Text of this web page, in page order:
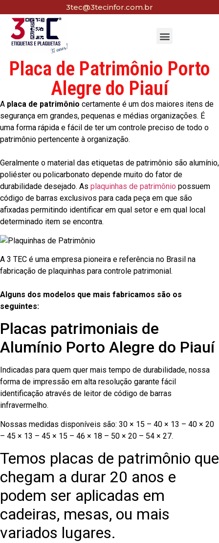
3tec@3tecinfor.com.br
Placa de Patrimônio Porto
Alegre do Piauí
A placa de patrimônio certamente é um dos maiores itens de
segurança em grandes, pequenas e médias organizações. É
uma forma rápida e fácil de ter um controle preciso de todo o
patrimônio pertencente à organização.
Geralmente o material das etiquetas de patrimônio são alumínio,
poliéster ou policarbonato depende muito do fator de
durabilidade desejado. As plaquinhas de patrimônio possuem
código de barras exclusivos para cada peça em que são
afixadas permitindo identificar em qual setor e em qual local
determinado item se encontra.
A 3 TEC é uma empresa pioneira e referência no Brasil na
fabricação de plaquinhas para controle patrimonial.
Alguns dos modelos que mais fabricamos são os
seguintes:
Placas patrimoniais de
Alumínio Porto Alegre do Piauí
Indicadas para quem quer mais tempo de durabilidade, nossa
forma de impressão em alta resolução garante fácil
identificação através de leitor de código de barras
infravermelho.
Nossas medidas disponíveis são: 30 × 15 – 40 × 13 – 40 × 20
– 45 × 13 – 45 × 15 – 46 × 18 – 50 × 20 – 54 × 27.
Temos placas de patrimônio que
chegam a durar 20 anos e
podem ser aplicadas em
cadeiras, mesas, ou mais
variados lugares.